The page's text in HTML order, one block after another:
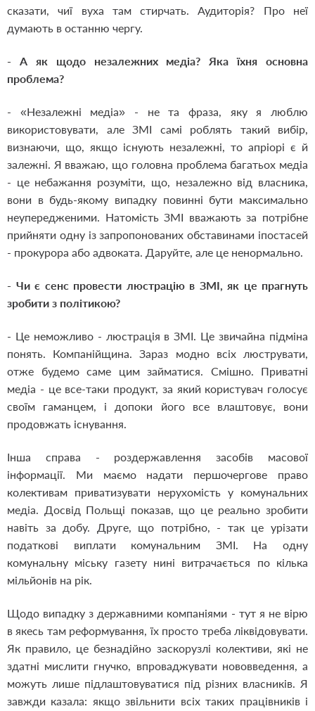
сказати, чиї вуха там стирчать. Аудиторія? Про неї
думають в останню чергу.
- А як щодо незалежних медіа? Яка їхня основна
проблема?
- «Незалежні медіа» - не та фраза, яку я люблю
використовувати, але ЗМІ самі роблять такий вибір,
визнаючи, що, якщо існують незалежні, то апріорі є й
залежні. Я вважаю, що головна проблема багатьох медіа
- це небажання розуміти, що, незалежно від власника,
вони в будь-якому випадку повинні бути максимально
неупередженими. Натомість ЗМІ вважають за потрібне
прийняти одну із запропонованих обставинами іпостасей
- прокурора або адвоката. Даруйте, але це ненормально.
- Чи є сенс провести люстрацію в ЗМІ, як це прагнуть
зробити з політикою?
- Це неможливо - люстрація в ЗМІ. Це звичайна підміна
понять. Компанійщина. Зараз модно всіх люструвати,
отже будемо саме цим займатися. Смішно. Приватні
медіа - це все-таки продукт, за який користувач голосує
своїм гаманцем, і допоки його все влаштовує, вони
продовжать існування.
Інша справа - роздержавлення засобів масової
інформації. Ми маємо надати першочергове право
колективам приватизувати нерухомість у комунальних
медіа. Досвід Польщі показав, що це реально зробити
навіть за добу. Друге, що потрібно, - так це урізати
податкові виплати комунальним ЗМІ. На одну
комунальну міську газету нині витрачається по кілька
мільйонів на рік.
Щодо випадку з державними компаніями - тут я не вірю
в якесь там реформування, їх просто треба ліквідовувати.
Як правило, це безнадійно заскорузлі колективи, які не
здатні мислити гнучко, впроваджувати нововведення, а
можуть лише підлаштовуватися під різних власників. Я
завжди казала: якщо звільнити всіх таких працівників і